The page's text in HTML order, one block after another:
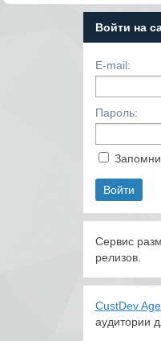
Войти на
E-mail:
Пароль:
Сервис
релизов.
CustDev
аудитории